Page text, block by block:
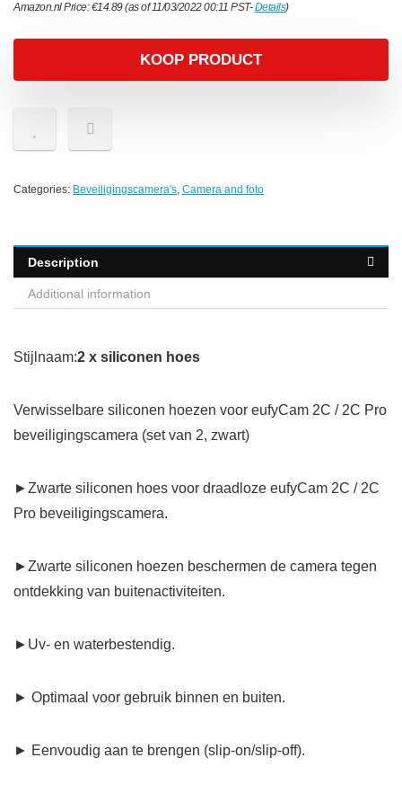
Amazon.nl Price:€14.89(as of 11/03/2022 00:11 PST-Details)
KOOP PRODUCT
Categories: Beveiligingscamera's, Camera and foto
Description
Additional information
Stijlnaam:2 x siliconen hoes
Verwisselbare siliconen hoezen voor eufyCam 2C / 2C Pro
beveiligingscamera (set van 2, zwart)
►Zwarte siliconen hoes voor draadloze eufyCam 2C / 2C
Pro beveiligingscamera.
►Zwarte siliconen hoezen beschermen de camera tegen
ontdekking van buitenactiviteiten.
►Uv- en waterbestendig.
► Optimaal voor gebruik binnen en buiten.
► Eenvoudig aan te brengen (slip-on/slip-off).